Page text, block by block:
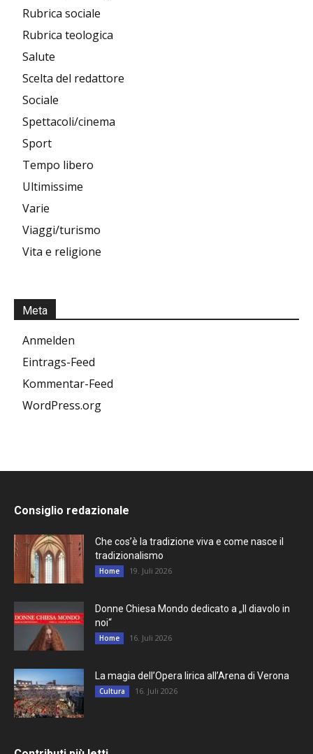
Rubrica sociale
Rubrica teologica
Salute
Scelta del redattore
Sociale
Spettacoli/cinema
Sport
Tempo libero
Ultimissime
Varie
Viaggi/turismo
Vita e religione
Meta
Anmelden
Eintrags-Feed
Kommentar-Feed
WordPress.org
Consiglio redazionale
Che cos’è la tradizione viva e come nasce il
tradizionalismo
Home 19. Juli 2026
Donne Chiesa Mondo dedicato a „Il diavolo in
noi“
Home 16. Juli 2026
La magia dell’Opera lirica all’Arena di Verona
Cultura 16. Juli 2026